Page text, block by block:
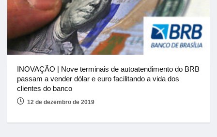
INOVAÇÃO | Nove terminais de autoatendimento do BRB
passam a vender dólar e euro facilitando a vida dos
clientes do banco
12 de dezembro de 2019